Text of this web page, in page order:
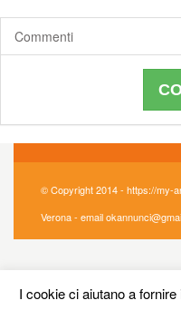
Commenti
© Copyright 2014 - https://my-
Verona - email
I cookie ci aiutano a